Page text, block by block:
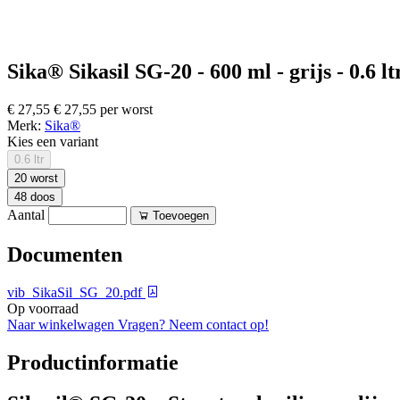
Sika® Sikasil SG-20 - 600 ml - grijs - 0.6
€ 27,55 € 27,55 per worst
Merk: Sika®
Kies een variant
0.6 ltr
20 worst
48 doos
Aantal Toevoegen
Documenten
vib_SikaSil_SG_20.pdf
Op voorraad
Naar winkelwagen Vragen? Neem contact op!
Productinformatie